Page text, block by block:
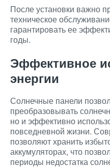
После установки важно
техническое
гарантировать ее
годы.
Эффективное
энергии
Солнечные панели
преобразовывать
но и эффективно
повседневной жизни.
позволяют хранить
аккумуляторах, что
периоды недостатка